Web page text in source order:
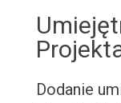
Dodanie